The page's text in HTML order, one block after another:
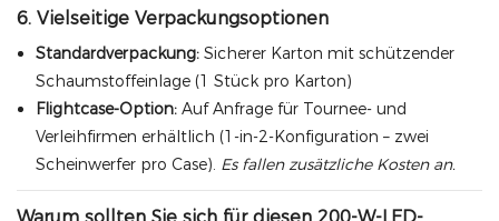
6. Vielseitige Verpackungsoptionen
Standardverpackung:Sicherer Karton mit schützender
Schaumstoffeinlage (1 Stück pro Karton)
Flightcase-Option:Auf Anfrage für Tournee- und
Verleihfirmen erhältlich (1-in-2-Konfiguration – zwei
Scheinwerfer pro Case). Es fallen zusätzliche Kosten an.